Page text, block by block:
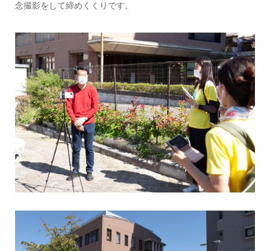
念撮影をして締めくくりです。